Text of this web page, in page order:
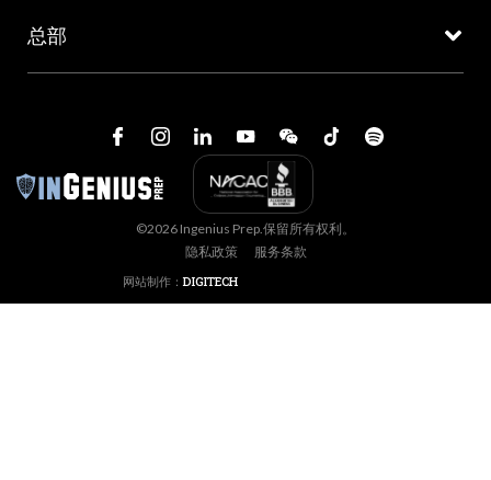
总部
©2026 Ingenius Prep.保留所有权利。
隐私政策
服务条款
网站制作：DIGITECH